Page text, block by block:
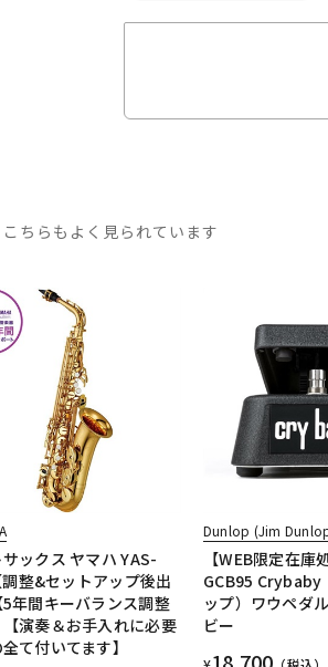
こちらもよく見られています
ックス ヤマハ YAS-
整&セットアップ後出
年間キーバランス調整
演奏＆お手入れに必要
て付いてます】
Dunlop (Jim
【WEB限定在庫
GCB95 Crybaby
ップ）ワウペダ
ビー
18,700